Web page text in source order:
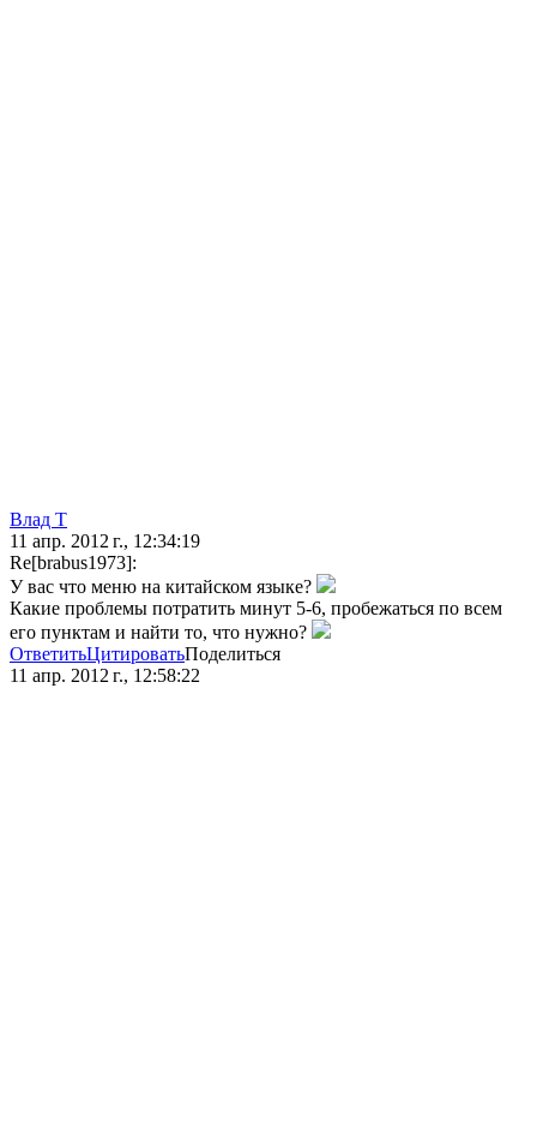
Влад Т
11 апр. 2012 г., 12:34:19
Re[brabus1973]:
У вас что меню на китайском языке?
Какие проблемы потратить минут 5-6, пробежаться по всем
его пунктам и найти то, что нужно?
ОтветитьЦитироватьПоделиться
11 апр. 2012 г., 12:58:22